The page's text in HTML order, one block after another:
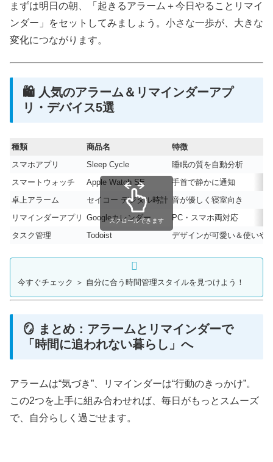
まずは明日の朝、「起きるアラーム＋今日やることリマイ
ンダー」をセットしてみましょう。小さな一歩が、大きな
変化につながります。
🛍️ 人気のアラーム＆リマインダーアプ
リ・デバイス5選
種類 商品名
特徴
スマホアプリ
Sleep Cycle
睡眠の質を自動分析
スマートウォッチ
Apple Watch SE
手首で静かに通知
卓上アラーム
セイコー デジタル時計 音が優しく寝室向き
リマインダーアプリ Googleカレンダー
PC・スマホ両対応
タスク管理
Todoist デザインが可愛い＆使いや
スクロールできます
今すぐチェック ＞ 自分に合う時間管理スタイルを見つけよう！
🪞 まとめ：アラームとリマインダーで
「時間に追われない暮らし」へ
アラームは“気づき”、リマインダーは“行動のきっかけ”。
この2つを上手に組み合わせれば、毎日がもっとスムーズ
で、自分らしく過ごせます。